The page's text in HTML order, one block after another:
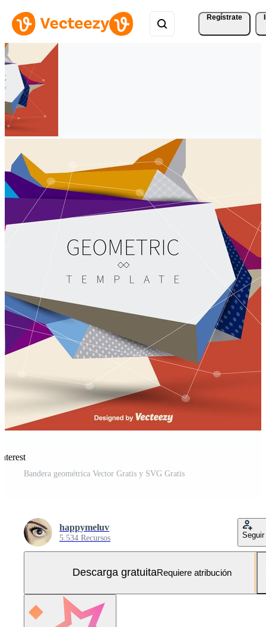
Regístrate
Bandera geométrica Vector Gratis y SVG Gratis
happymeluv
5.534 Recursos Seguir
Descarga gratuitaRequiere atribución